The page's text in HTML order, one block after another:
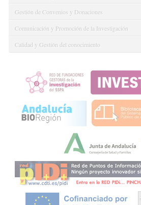
Gestión de Convenios y Donaciones
Comunicación y Promoción de la Investigación
Calidad y Gestión del conocimiento